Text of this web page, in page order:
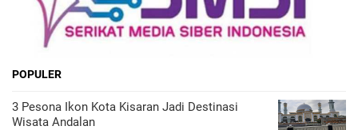
POPULER
3 Pesona Ikon Kota Kisaran Jadi Destinasi
Wisata Andalan